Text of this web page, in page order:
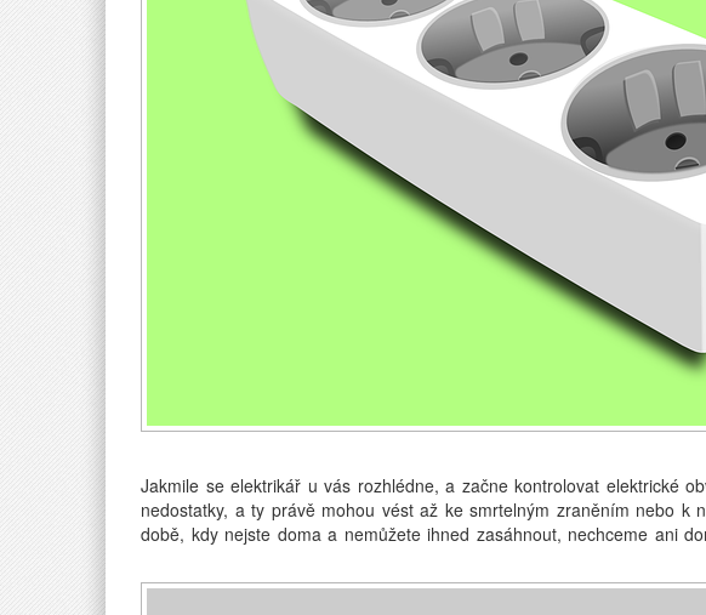
Jakmile se elektrikář u vás rozhlédne, a začne kontrolovat elektrické
nedostatky, a ty právě mohou vést až ke smrtelným zraněním nebo k
době, kdy nejste doma a nemůžete ihned zasáhnout, nechceme ani